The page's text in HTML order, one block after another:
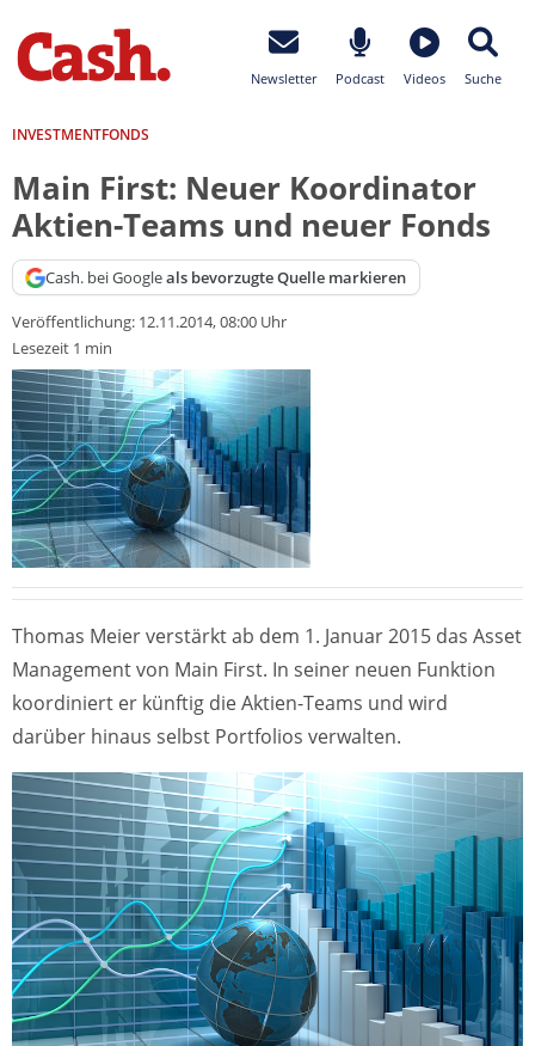
Newsletter Podcast Videos Suche
INVESTMENTFONDS
Main First: Neuer Koordinator
Aktien-Teams und neuer Fonds
Cash. bei Googleals bevorzugte Quelle markieren
Veröffentlichung: 12.11.2014, 08:00 Uhr
Lesezeit 1 min
Thomas Meier verstärkt ab dem 1. Januar 2015 das Asset
Management von Main First. In seiner neuen Funktion
koordiniert er künftig die Aktien-Teams und wird
darüber hinaus selbst Portfolios verwalten.